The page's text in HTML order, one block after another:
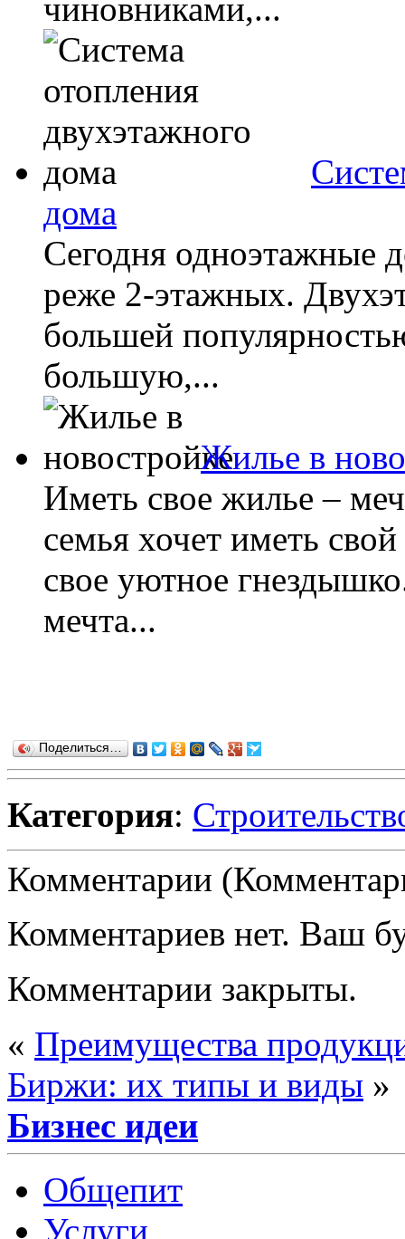
чиновниками,...
дома
Сегодня одноэтажные
реже 2-этажных.
большей
большую,...
Жилье в
Иметь свое жилье –
семья хочет иметь
свое уютное
мечта...
Поделиться…
Категория:
Комментарии
Комментариев нет. Ваш
Комментарии закрыты.
« Преимущества
Биржи: их типы и виды »
Бизнес идеи
Общепит
Услуги